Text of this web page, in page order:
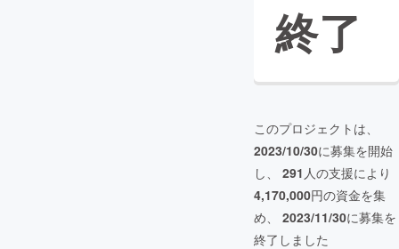
終了
このプロジェクトは、
2023/10/30に募集を開始
し、 291 人の支援により
4,170,000円の資金を集
め、 2023/11/30に募集を
終了しました